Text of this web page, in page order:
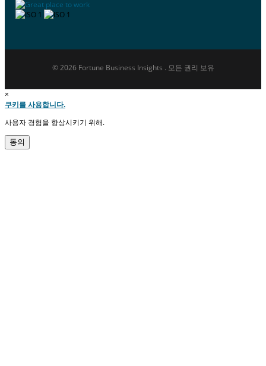
© 2026 Fortune Business Insights . 모든 권리 보유
×
쿠키를 사용합니다.
사용자 경험을 향상시키기 위해.
동의